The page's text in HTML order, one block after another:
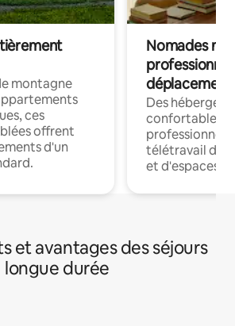
montagne
ces
offrent
d'un
Nomades
déplacement
Des
confortables
professionnels
télétravail
et d'espaces
et avantages des séjours
longue durée